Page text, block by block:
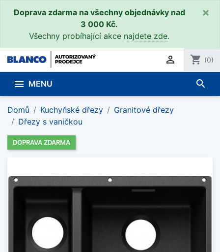
Doprava zdarma na všechny objednávky nad
3 000 Kč.
Všechny probíhající akce najdete zde.
×
 shopping_cart (0)
 MENU search
Domů Kuchyňské dřezy
Granitové dřezy
Dřezy s vaničkou
DOPRAVA ZDARMA